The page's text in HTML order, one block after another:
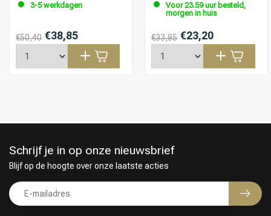
3-5 werkdagen
€50,40 €38,85
Voor 23.59 uur besteld,
morgen in huis
€33,85 €23,20
Schrijf je in op onze nieuwsbrief
Blijf op de hoogte over onze laatste acties